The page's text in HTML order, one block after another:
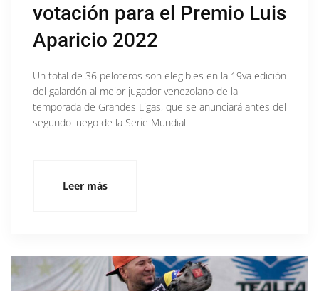
votación para el Premio Luis
Aparicio 2022
Un total de 36 peloteros son elegibles en la 19va edición
del galardón al mejor jugador venezolano de la
temporada de Grandes Ligas, que se anunciará antes del
segundo juego de la Serie Mundial
Leer más